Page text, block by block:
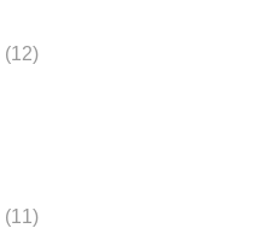
(12)
(11)